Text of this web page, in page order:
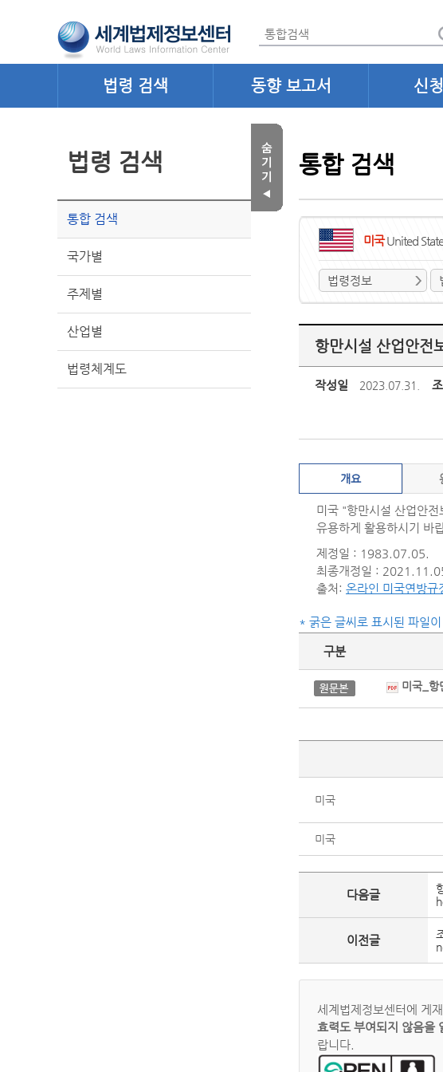
법령 검색 동향 보고서 신
법령 검색
통합 검색
국가별
주제별
산업별
법령체계도
통합 검색
미국United
법령정보
항만시설 산업안
작성일 2023.07.31.
개요
미국 "항만시설 산업안전
유용하게 활용하시기 바
제정일 : 1983.07.05.
최종개정일 :
출처: 온라인 미국연방규
* 굵은 글씨로 표시된 파일이
구분
미국_항
미국
미국
다음글
이전글
세계법제정보센터에 게
효력도 부여되지 않음을
랍니다.